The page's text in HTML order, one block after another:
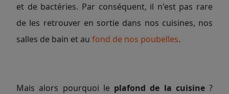
et de bactéries. Par conséquent, il n'est pas rare
de les retrouver en sortie dans nos cuisines, nos
salles de bain et au fond de nos poubelles.
Mais alors pourquoi le plafond de la cuisine?